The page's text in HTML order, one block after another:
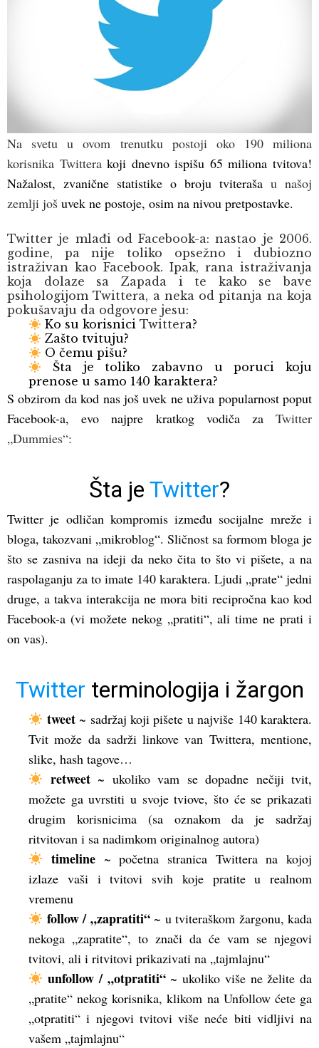
Na svetu u ovom trenutku postoji oko 190 miliona
korisnika Twitterakoji dnevno ispišu 65 miliona tvitova!
Nažalost, zvanične statistike o broju tviteraša u našoj
zemlji još uvek ne postoje, osim na nivou pretpostavke.
Twitter je mlađi od Facebook-a: nastao je 2006.
godine, pa nije toliko opsežno i dubiozno
istraživan kao Facebook. Ipak, rana istraživanja
koja dolaze sa Zapada i te kako se bave
psihologijom Twittera, a neka od pitanja na koja
pokušavaju da odgovore jesu:
Ko su korisniciTwittera?
Zašto tvituju?
O čemu pišu?
Šta je toliko zabavno u poruci koju
prenose u samo 140 karaktera?
S obzirom da kod nas još uvek ne uživa popularnost poput
Facebook-a, evo najpre kratkog vodiča za Twitter
„Dummies“:
Šta je Twitter?
Twitter je odličan kompromis između socijalne mreže i
bloga, takozvani „mikroblog“. Sličnost sa formom bloga je
što se zasniva na ideji da neko čita to što vi pišete, a na
raspolaganju za to imate 140 karaktera. Ljudi „prate“ jedni
druge, a takva interakcija ne mora biti recipročna kao kod
Facebook-a (vi možete nekog „pratiti“, ali time ne prati i
on vas).
Twitter terminologija i žargon
tweet~ sadržaj koji pišete u najviše 140 karaktera.
Tvit može da sadrži linkove van Twittera, mentione,
slike, hash tagove…
retweet~ ukoliko vam se dopadne nečiji tvit,
možete ga uvrstiti u svoje tviove, što će se prikazati
drugim korisnicima (sa oznakom da je sadržaj
ritvitovan i sa nadimkom originalnog autora)
timeline ~ početna stranica Twittera na kojoj
izlaze vaši i tvitovi svih koje pratite u realnom
vremenu
follow / „zapratiti“~ u tviteraškom žargonu, kada
nekoga „zapratite“, to znači da će vam se njegovi
tvitovi, ali i ritvitovi prikazivati na „tajmlajnu“
unfollow / „otpratiti“~ ukoliko više ne želite da
„pratite“ nekog korisnika, klikom na Unfollow ćete ga
„otpratiti“ i njegovi tvitovi više neće biti vidljivi na
vašem „tajmlajnu“